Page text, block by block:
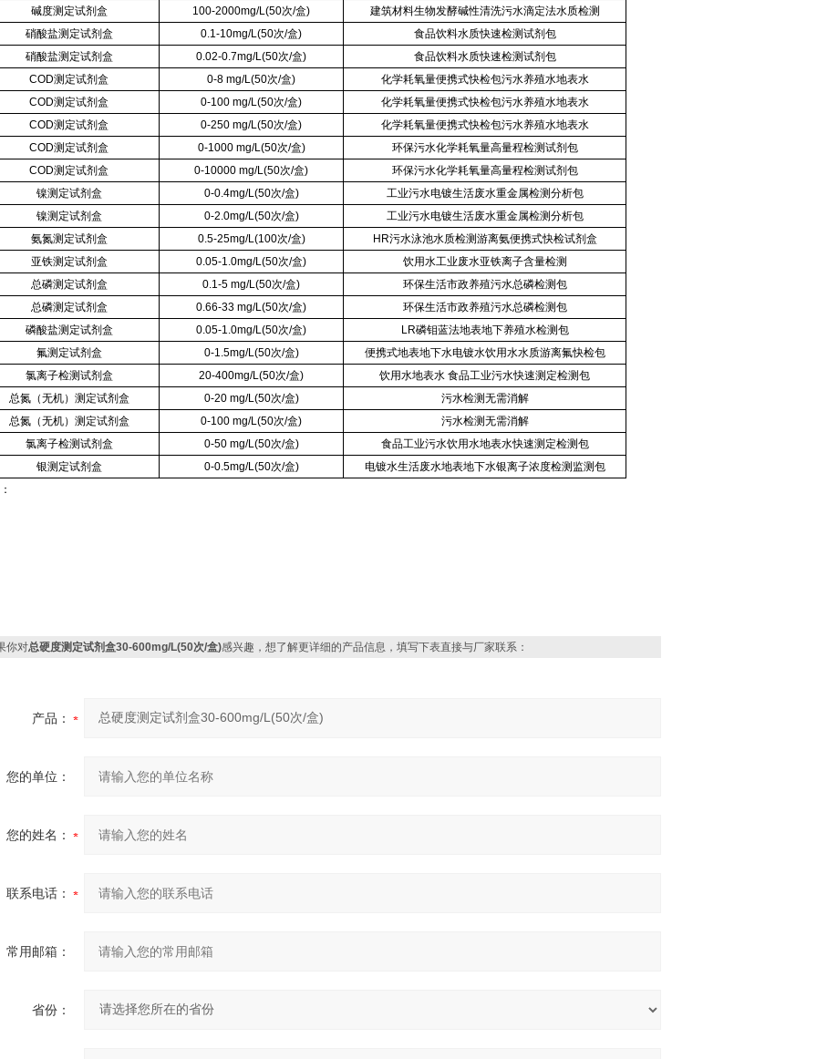
碱度测定试剂盒
100-2000mg/L(50次/盒)
建筑材料生物发酵碱性清洗污水滴定法水质检测
硝酸盐测定试剂盒
0.1-10mg/L(50次/盒)
食品饮料水质快速检测试剂包
硝酸盐测定试剂盒
0.02-0.7mg/L(50次/盒)
食品饮料水质快速检测试剂包
COD测定试剂盒
0-8 mg/L(50次/盒)
化学耗氧量便携式快检包污水养殖水地表水
COD测定试剂盒
0-100 mg/L(50次/盒)
化学耗氧量便携式快检包污水养殖水地表水
COD测定试剂盒
0-250 mg/L(50次/盒)
化学耗氧量便携式快检包污水养殖水地表水
COD测定试剂盒
0-1000 mg/L(50次/盒)
环保污水化学耗氧量高量程检测试剂包
COD测定试剂盒
0-10000 mg/L(50次/盒)
环保污水化学耗氧量高量程检测试剂包
镍测定试剂盒
0-0.4mg/L(50次/盒)
工业污水电镀生活废水重金属检测分析包
镍测定试剂盒
0-2.0mg/L(50次/盒)
工业污水电镀生活废水重金属检测分析包
氨氮测定试剂盒
0.5-25mg/L(100次/盒)
HR污水泳池水质检测游离氨便携式快检试剂盒
亚铁测定试剂盒
0.05-1.0mg/L(50次/盒)
饮用水工业废水亚铁离子含量检测
总磷测定试剂盒
0.1-5 mg/L(50次/盒)
环保生活市政养殖污水总磷检测包
总磷测定试剂盒
0.66-33 mg/L(50次/盒)
环保生活市政养殖污水总磷检测包
磷酸盐测定试剂盒
0.05-1.0mg/L(50次/盒)
LR磷钼蓝法地表地下养殖水检测包
氟测定试剂盒
0-1.5mg/L(50次/盒)
便携式地表地下水电镀水饮用水水质游离氟快检包
氯离子检测试剂盒
20-400mg/L(50次/盒)
饮用水地表水 食品工业污水快速测定检测包
总氮（无机）测定试剂盒
0-20 mg/L(50次/盒)
污水检测无需消解
总氮（无机）测定试剂盒
0-100 mg/L(50次/盒)
污水检测无需消解
氯离子检测试剂盒
0-50 mg/L(50次/盒)
食品工业污水饮用水地表水快速测定检测包
银测定试剂盒
0-0.5mg/L(50次/盒)
电镀水生活废水地表地下水银离子浓度检测监测包
对总硬度测定试剂盒30-600mg/L(50次/盒)感兴趣，想了解更详细的产品信息，填写下表直接与厂家联系：
产品：
您的单位：
您的姓名：
联系电话：
常用邮箱：
省份：